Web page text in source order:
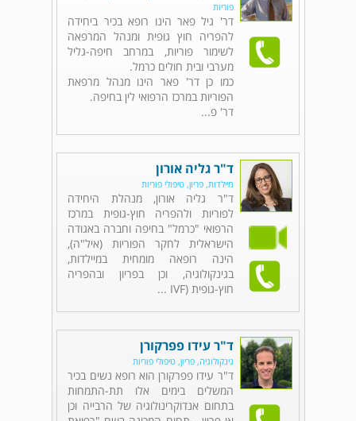
פוריות
דר' גיל פאר הינו רופא בכיר ביחידה
להפריה חוץ גופית ומנהל המרפאה
לשימור פוריות, במרחב חיפה-גליל
מערבי ובית חולים כרמל.
כמו כן דר' פאר הינו מנהל מרפאת
הפוריות במרכז הרפואי לין בחיפה.
דר' פ...
ד"ר גליה אורון
מיילדות, פריון, טיפולי פוריות
ד"ר גליה אורון, מנהלת היחידה
לפוריות ולהפריה חוץ-גופית במרכז
הרפואי "כרמל" בחיפה וחברה באגודה
הישראלית לחקר הפוריות (איל"ה),
הינה רופאה מומחית במיילדות,
בגינקולוגיה, וכן בפריון ובהפריה
חוץ-גופית (IVF ...
ד"ר עידו פפרקורן
גינקולוגיה, פריון, טיפולי פוריות
ד"ר עידו פפרקורן הוא רופא נשים בכיר
המשלים בימים אלו תת-התמחות
בתחום אנדוקרינולוגיה של הרבייה וכן